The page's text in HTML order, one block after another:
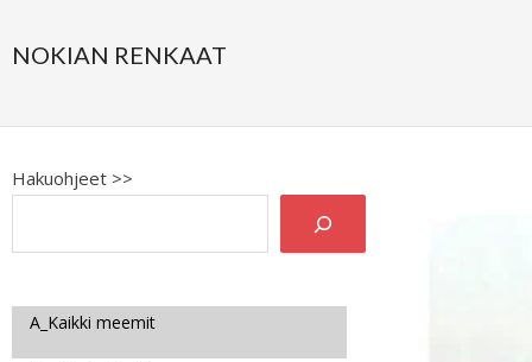
NOKIAN RENKAAT
Hakuohjeet >>
A_Kaikki meemit